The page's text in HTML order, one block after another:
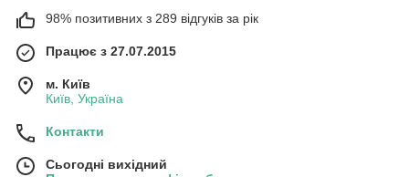
98% позитивних з 289 відгуків за рік
Працює з 27.07.2015
м. Київ
Київ, Україна
Контакти
Сьогодні вихідний